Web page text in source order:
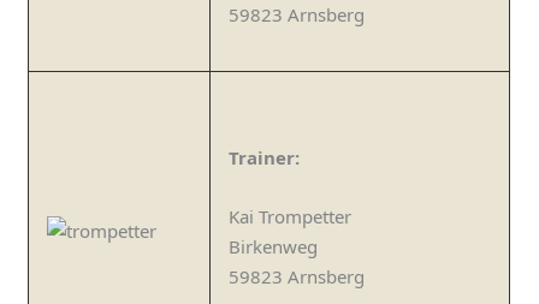
59823 Arnsberg
Trainer:
Kai Trompetter
Birkenweg
59823 Arnsberg